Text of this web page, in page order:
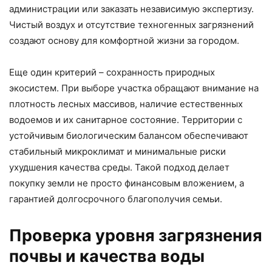
администрации или заказать независимую экспертизу.
Чистый воздух и отсутствие техногенных загрязнений
создают основу для комфортной жизни за городом.
Еще один критерий – сохранность природных
экосистем. При выборе участка обращают внимание на
плотность лесных массивов, наличие естественных
водоемов и их санитарное состояние. Территории с
устойчивым биологическим балансом обеспечивают
стабильный микроклимат и минимальные риски
ухудшения качества среды. Такой подход делает
покупку земли не просто финансовым вложением, а
гарантией долгосрочного благополучия семьи.
Проверка уровня загрязнения
почвы и качества воды